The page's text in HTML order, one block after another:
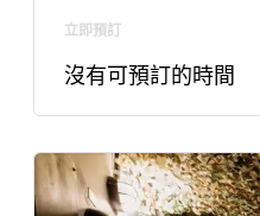
立即預訂
沒有可預訂的時間